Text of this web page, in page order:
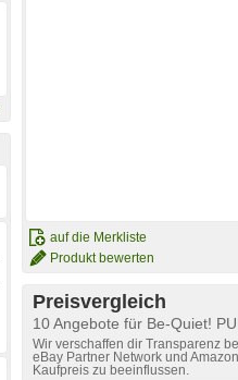
auf die Merkliste
Produkt bewerten
Preisvergleich
10 Angebote für Be-Quiet!
Wir verschaffen dir Transparenz
eBay Partner Network und
Kaufpreis zu beeinflussen.